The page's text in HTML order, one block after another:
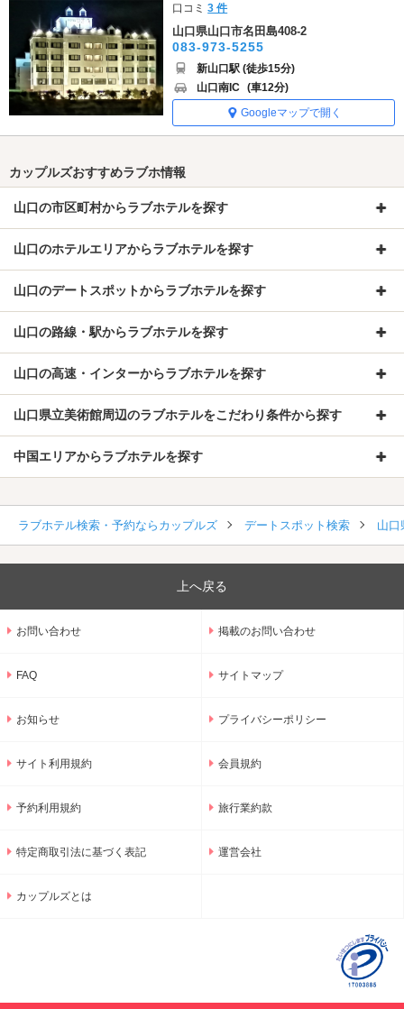
口コミ3 件
山口県山口市名田島408-2
083-973-5255
新山口駅 (徒歩15分)
山口南IC (車12分)
Googleマップで開く
カップルズおすすめラブホ情報
山口の市区町村からラブホテルを探す
山口のホテルエリアからラブホテルを探す
山口のデートスポットからラブホテルを探す
山口の路線・駅からラブホテルを探す
山口の高速・インターからラブホテルを探す
山口県立美術館周辺のラブホテルをこだわり条件から探す
中国エリアからラブホテルを探す
ラブホテル検索・予約ならカップルズ デートスポット検索 山口
上へ戻る
お問い合わせ 掲載のお問い合わせ
FAQ サイトマップ
お知らせ プライバシーポリシー
サイト利用規約 会員規約
予約利用規約 旅行業約款
特定商取引法に基づく表記 運営会社
カップルズとは